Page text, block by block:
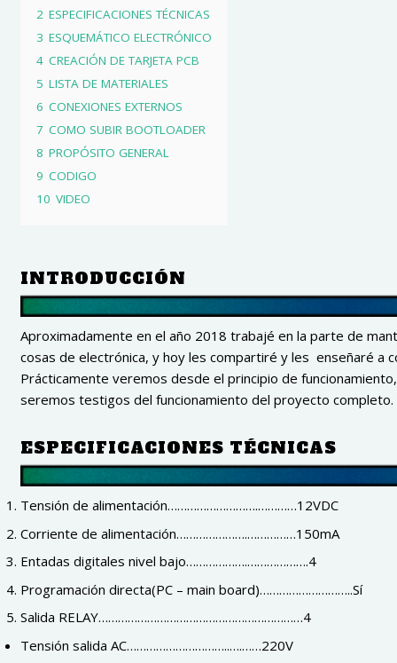
2 ESPECIFICACIONES TÉCNICAS
3 ESQUEMÁTICO ELECTRÓNICO
4 CREACIÓN DE TARJETA PCB
5 LISTA DE MATERIALES
6 CONEXIONES EXTERNOS
7 COMO SUBIR BOOTLOADER
8 PROPÓSITO GENERAL
9 CODIGO
10 VIDEO
INTRODUCCIÓN
Aproximadamente en el año 2018 trabajé en la parte de
cosas de electrónica, y hoy les compartiré y les enseñaré a
Prácticamente veremos desde el principio de
seremos testigos del funcionamiento del proyecto completo.
ESPECIFICACIONES TÉCNICAS
Tensión de alimentación……………………….…………12VDC
Corriente de alimentación………………….……………150mA
Entadas digitales nivel bajo……………….……………….4
Programación directa(PC – main board)………………………..Sí
Salida RELAY………………………………………………………4
Tensión salida AC…………………………..….……220V